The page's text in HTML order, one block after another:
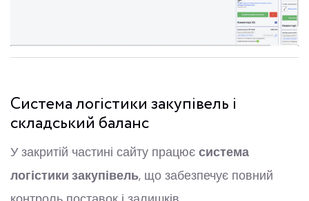
Система логістики закупівель і
складський баланс
У закритій частині сайту працює система
логістики закупівель, що забезпечує повний